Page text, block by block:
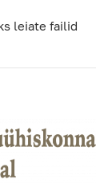
leiate failid